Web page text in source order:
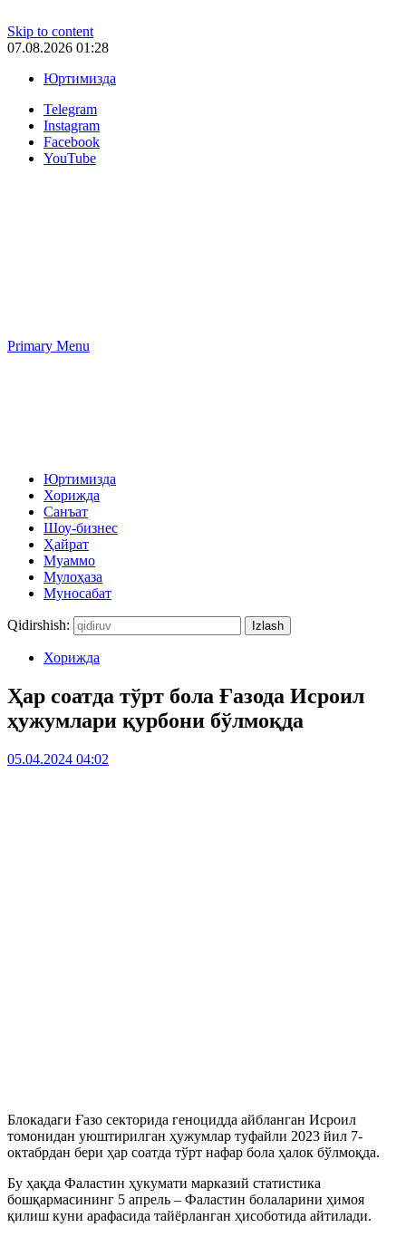
Skip to content
07.08.2026 01:28
Юртимизда
Telegram
Instagram
Facebook
YouTube
Primary Menu
Юртимизда
Хорижда
Санъат
Шоу-бизнес
Ҳайрат
Муаммо
Мулоҳаза
Муносабат
Qidirshish:
Хорижда
Ҳар соатда тўрт бола Ғазода Исроил
ҳужумлари қурбони бўлмоқда
05.04.2024 04:02
Блокадаги Ғазо секторида геноцидда айбланган Исроил
томонидан уюштирилган ҳужумлар туфайли 2023 йил 7-
октабрдан бери ҳар соатда тўрт нафар бола ҳалок бўлмоқда.
Бу ҳақда Фаластин ҳукумати марказий статистика
бошқармасининг 5 апрель – Фаластин болаларини ҳимоя
қилиш куни арафасида тайёрланган ҳисоботида айтилади.